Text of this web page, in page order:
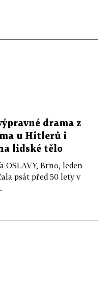
drama z
u Hitlerů i
lidské tělo
OSLAVY, Brno, leden
psát před 50 lety v